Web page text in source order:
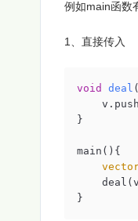
例如main函数
1、直接传入
void deal
}
main(){
}